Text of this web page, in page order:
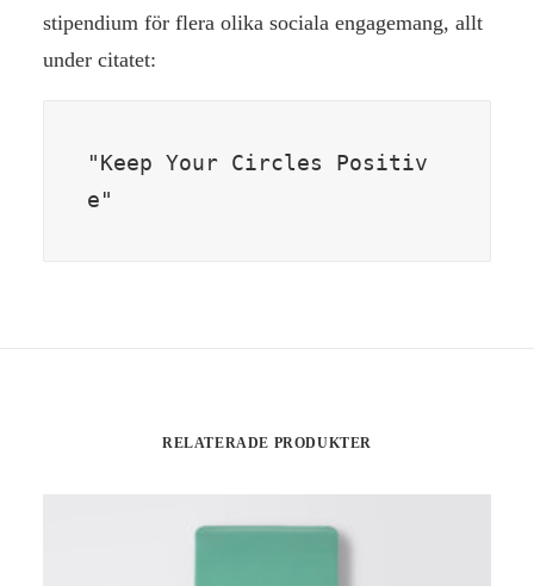
stipendium för flera olika sociala engagemang, allt
under citatet:
"Keep Your Circles Positiv
e"
RELATERADE PRODUKTER